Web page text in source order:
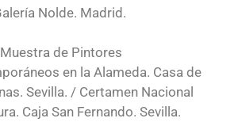
Nolde. Madrid.
de Pintores
en la Alameda. Casa de
Sevilla. / Certamen Nacional
Caja San Fernando. Sevilla.